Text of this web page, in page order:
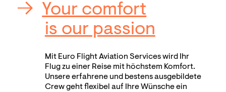
Your comfort
is our passion
Mit Euro Flight Aviation Services wird Ihr
Flug zu einer Reise mit höchstem Komfort.
Unsere erfahrene und bestens ausgebildete
Crew geht flexibel auf Ihre Wünsche ein